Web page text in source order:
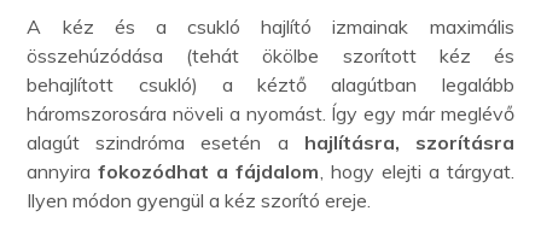
A kéz és a csukló hajlító izmainak maximális
összehúzódása (tehát ökölbe szorított kéz és
behajlított csukló) a kéztő alagútban legalább
háromszorosára növeli a nyomást. Így egy már meglévő
alagút szindróma esetén a hajlításra, szorításra
annyirafokozódhat a fájdalom, hogy elejti a tárgyat.
Ilyen módon gyengül a kéz szorító ereje.